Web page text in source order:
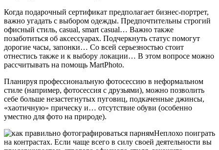
Когда подарочный сертификат предполагает бизнес-портрет,
важно угадать с выбором одежды. Предпочтительны строгий
офисный стиль, casual, smart casual… Важно также
позаботиться об аксессуарах. Подчеркнуть статус помогут
дорогие часы, запонки… Со всей серьезностью стоит
отнестись также и к выбору локации… В этом вопросе можно
рассчитывать на помощь MartPhoto.
Планируя профессиональную фотосессию в неформальном
стиле (например, фотосессия с друзьями), можно позволить
себе больше незастегнутых пуговиц, подкаченные джинсы,
«хаотичную» прическу и… отсутствие обуви (особенно
уместно для фото на природе).
Неплохо поиграть
на контрастах. Если чаще всего в силу своей деятельности вы